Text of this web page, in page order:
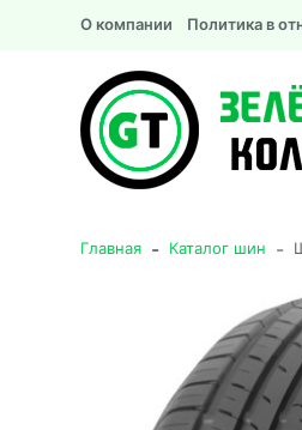
О компании Политика в
Главная - Каталог шин -